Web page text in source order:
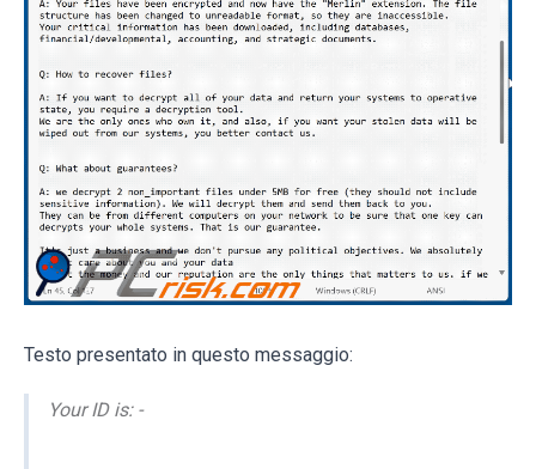
Testo presentato in questo messaggio:
Your ID is: -